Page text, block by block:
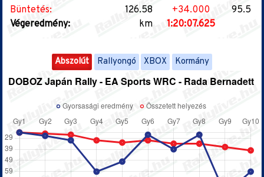
Büntetés:
Végeredmény:
126.58
km
+34.000
1:20:07.625
95.5
Abszolút Rallyongó XBOX Kormány